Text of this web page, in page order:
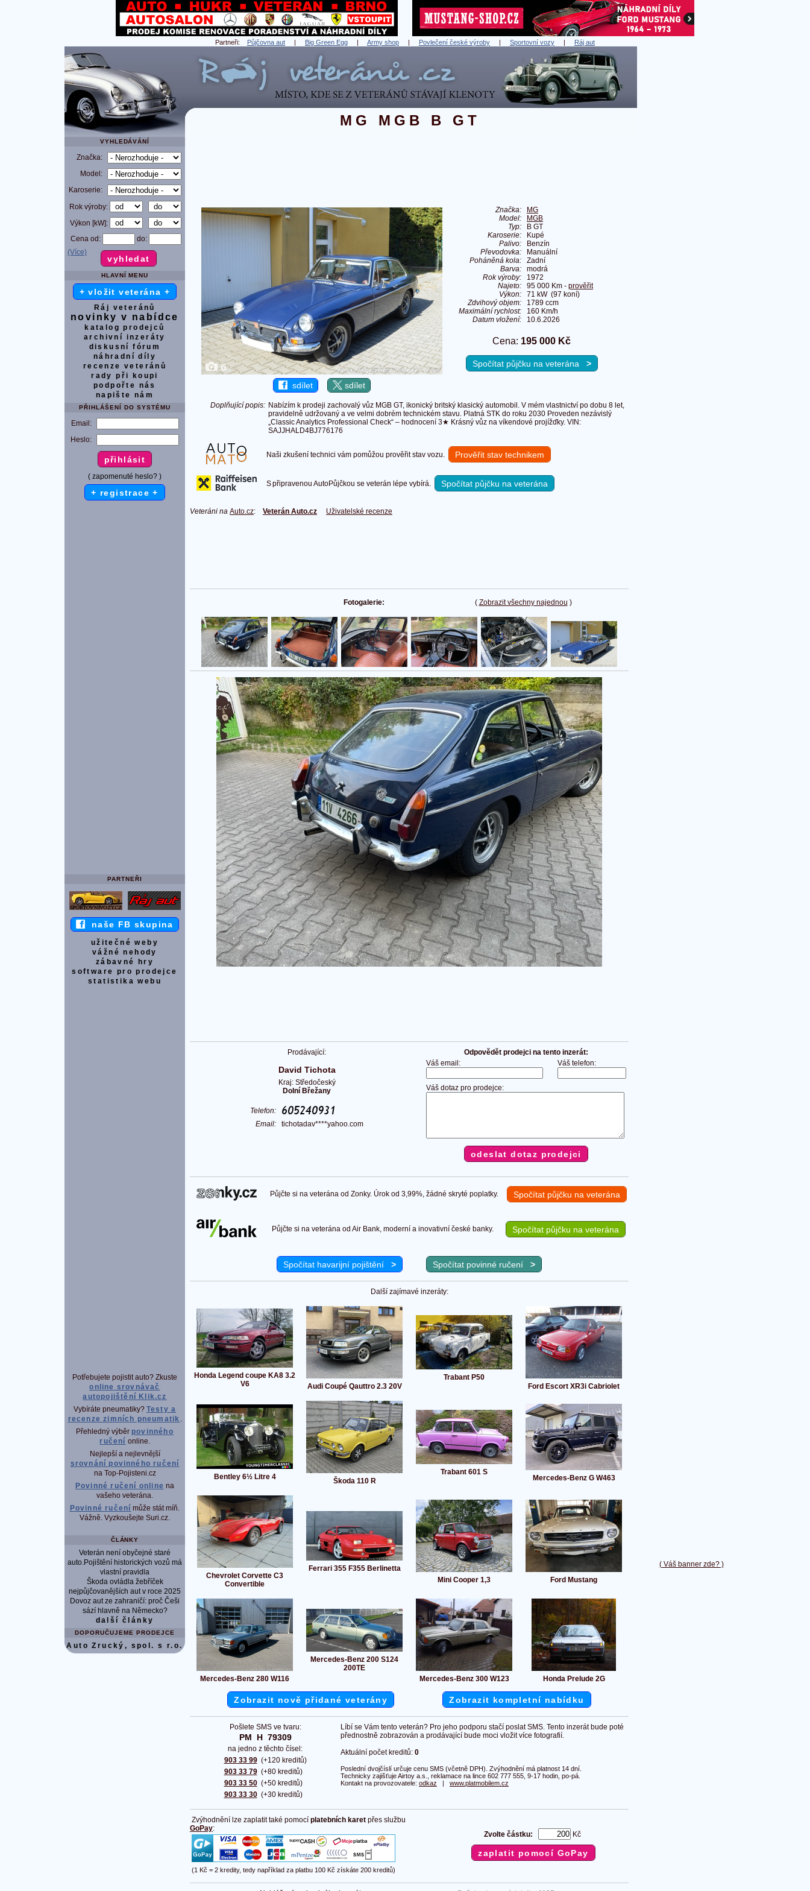
Partneři: Půjčovna aut | Big Green Egg | Army shop | Povlečení české výroby | Sportovní vozy | Ráj aut
( Váš banner zde? )
MG MGB B GT
VYHLEDÁVÁNÍ
Značka:
Model:
Karoserie:
Rok výroby:
Výkon [kW]:
Cena od:
do:
(Více)
HLAVNÍ MENU
+ vložit veterána +
Ráj veteránů
novinky v nabídce
katalog prodejců
archivní inzeráty
diskusní fórum
náhradní díly
recenze veteránů
rady při koupi
podpořte nás
napište nám
PŘIHLÁŠENÍ DO SYSTÉMU
Email:
Heslo:
( zapomenuté heslo? )
+ registrace +
PARTNEŘI
naše FB skupina
užitečné weby
vážné nehody
zábavné hry
software pro prodejce
statistika webu
Potřebujete pojistit auto? Zkuste
online srovnávač
autopojištění Klik.cz
Vybíráte pneumatiky? Testy a
recenze zimních pneumatik .
Přehledný výběr povinného
ručení online.
Nejlepší a nejlevnější
srovnání povinného ručení
na Top-Pojisteni.cz
Povinné ručení online na
vašeho veterána.
Povinné ručení může stát míň.
Vážně. Vyzkoušejte Suri.cz.
ČLÁNKY
Veterán není obyčejné staré
auto.Pojištění historických vozů má
vlastní pravidla
Škoda ovládla žebříček
nejpůjčovanějších aut v roce 2025
Dovoz aut ze zahraničí: proč Češi
sází hlavně na Německo?
další články
DOPORUČUJEME PRODEJCE
Auto Zrucký, spol. s r.o.
6
sdílet sdílet
Značka:
MG
Model:
MGB
Typ:
B GT
Karoserie:
Kupé
Palivo:
Benzín
Převodovka:
Manuální
Poháněná kola:
Zadní
Barva:
modrá
Rok výroby:
1972
Najeto:
95 000 Km - prověřit
Výkon:
71 kW (97 koní)
Zdvihový objem:
1789 ccm
Maximální rychlost:
160 Km/h
Datum vložení:
10.6.2026
Cena: 195 000 Kč
Spočítat půjčku na veterána >
Doplňující popis: Nabízím k prodeji zachovalý vůz MGB GT, ikonický britský klasický automobil. V mém vlastnictví po dobu 8 let,
pravidelně udržovaný a ve velmi dobrém technickém stavu. Platná STK do roku 2030 Proveden nezávislý
„Classic Analytics Professional Check“ – hodnocení 3★ Krásný vůz na víkendové projížďky. VIN:
SAJJHALD4BJ776176
Naši zkušení technici vám pomůžou prověřit stav vozu. Prověřit stav technikem
S připravenou AutoPůjčkou se veterán lépe vybírá. Spočítat půjčku na veterána
Veteráni na Auto.cz: Veterán Auto.cz Uživatelské recenze
( Zobrazit všechny najednou )
Fotogalerie:
Prodávající:
David Tichota
Kraj: Středočeský
Dolní Břežany
Telefon:
Email: tichotadav****yahoo.com
Odpovědět prodejci na tento inzerát:
Váš email:
Váš telefon:
Váš dotaz pro prodejce:
Půjčte si na veterána od Zonky. Úrok od 3,99%, žádné skryté poplatky. Spočítat půjčku na veterána
Půjčte si na veterána od Air Bank, moderní a inovativní české banky. Spočítat půjčku na veterána
Spočítat havarijní pojištění > Spočítat povinné ručení >
Další zajímavé inzeráty:
Honda Legend coupe KA8 3.2
V6
Audi Coupé Qauttro 2.3 20V
Trabant P50
Ford Escort XR3i Cabriolet
Bentley 6½ Litre 4 Škoda 110 R
Trabant 601 S
Mercedes-Benz G W463
Chevrolet Corvette C3
Convertible
Ferrari 355 F355 Berlinetta
Mini Cooper 1,3
Ford Mustang
Mercedes-Benz 280 W116
Mercedes-Benz 200 S124
200TE
Mercedes-Benz 300 W123
Honda Prelude 2G
Zobrazit nově přidané veterány Zobrazit kompletní nabídku
Pošlete SMS ve tvaru:
PM  H  79309
na jedno z těchto čísel:
903 33 99
903 33 79
903 33 50
903 33 30
(+120 kreditů)
(+80 kreditů)
(+50 kreditů)
(+30 kreditů)
Líbí se Vám tento veterán? Pro jeho podporu stačí poslat SMS. Tento inzerát bude poté
přednostně zobrazován a prodávající bude moci vložit více fotografií.
Aktuální počet kreditů: 0
Poslední dvojčíslí určuje cenu SMS (včetně DPH). Zvýhodnění má platnost 14 dní.
Technicky zajišťuje Airtoy a.s., reklamace na lince 602 777 555, 9-17 hodin, po-pá.
Kontakt na provozovatele: odkaz | www.platmobilem.cz
Zvýhodnění lze zaplatit také pomocí platebních karet přes službu
GoPay:
(1 Kč = 2 kredity, tedy například za platbu 100 Kč získáte 200 kreditů)
Zvolte částku: Kč